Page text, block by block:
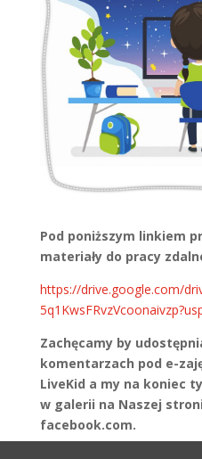
Pod poniższym linkiem
materiały do pracy
https://drive.google.com/
Zachęcamy by
komentarzach pod e-
LiveKid a my na koniec
w galerii na Naszej
facebook.com.